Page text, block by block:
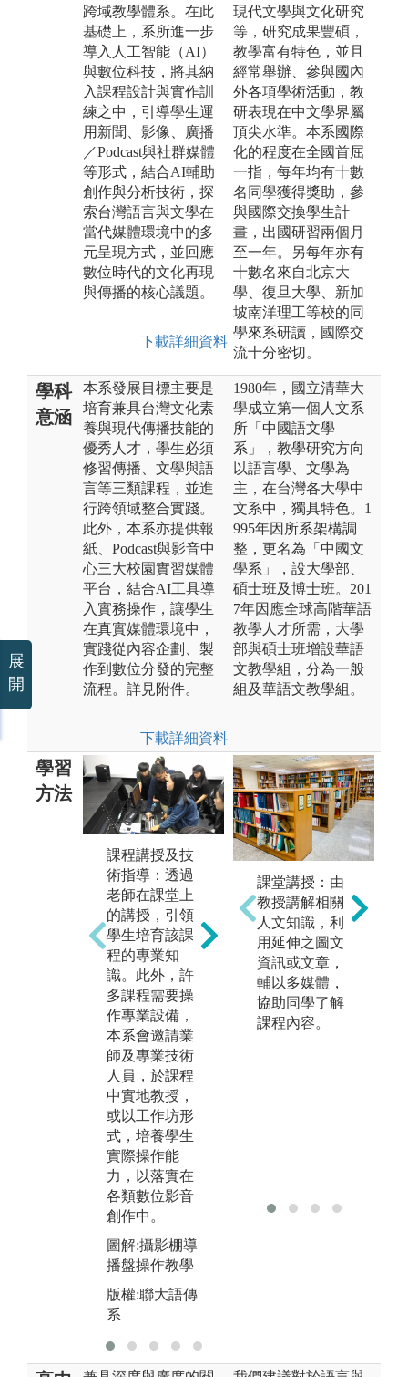
跨域教學體系。在此
基礎上，系所進一步
導入人工智能（AI）
與數位科技，將其納
入課程設計與實作訓
練之中，引導學生運
用新聞、影像、廣播
／Podcast與社群媒體
等形式，結合AI輔助
創作與分析技術，探
索台灣語言與文學在
當代媒體環境中的多
元呈現方式，並回應
數位時代的文化再現
與傳播的核心議題。
下載詳細資料
現代文學與文化研究
等，研究成果豐碩，
教學富有特色，並且
經常舉辦、參與國內
外各項學術活動，教
研表現在中文學界屬
頂尖水準。本系國際
化的程度在全國首屈
一指，每年均有十數
名同學獲得獎助，參
與國際交換學生計
畫，出國研習兩個月
至一年。另每年亦有
十數名來自北京大
學、復旦大學、新加
坡南洋理工等校的同
學來系研讀，國際交
流十分密切。
學科
意涵
本系發展目標主要是
培育兼具台灣文化素
養與現代傳播技能的
優秀人才，學生必須
修習傳播、文學與語
言等三類課程，並進
行跨領域整合實踐。
此外，本系亦提供報
紙、Podcast與影音中
心三大校園實習媒體
平台，結合AI工具導
入實務操作，讓學生
在真實媒體環境中，
實踐從內容企劃、製
作到數位分發的完整
流程。詳見附件。
下載詳細資料
1980年，國立清華大
學成立第一個人文系
所「中國語文學
系」，教學研究方向
以語言學、文學為
主，在台灣各大學中
文系中，獨具特色。1
995年因所系架構調
整，更名為「中國文
學系」，設大學部、
碩士班及博士班。201
7年因應全球高階華語
教學人才所需，大學
部與碩士班增設華語
文教學組，分為一般
組及華語文教學組。
學習
方法
課程講授及技
術指導：透過
老師在課堂上
的講授，引領
學生培育該課
程的專業知
識。此外，許
多課程需要操
作專業設備，
本系會邀請業
師及專業技術
人員，於課程
中實地教授，
或以工作坊形
式，培養學生
實際操作能
力，以落實在
各類數位影音
創作中。
圖解:攝影棚導
播盤操作教學
版權:聯大語傳
系
語言練習：本
系強調本土語
言的學習，多
學習一種語言
就是增加一項
能力，語言的
熟練需要反覆
的練習，經由
高強度的練習
課堂講授：由
教授講解相關
人文知識，利
用延伸之圖文
資訊或文章，
輔以多媒體，
協助同學了解
課程內容。
展
開